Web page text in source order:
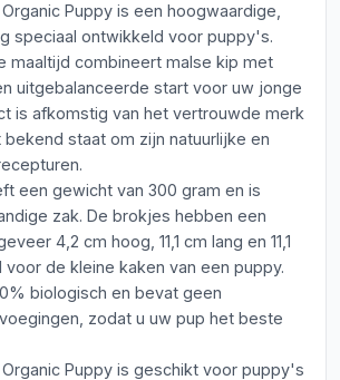
Puppy is een hoogwaardige,
speciaal ontwikkeld voor puppy's.
maaltijd combineert malse kip met
uitgebalanceerde start voor uw jonge
is afkomstig van het vertrouwde merk
bekend staat om zijn natuurlijke en
een gewicht van 300 gram en is
zak. De brokjes hebben een
4,2 cm hoog, 11,1 cm lang en 11,1
de kleine kaken van een puppy.
biologisch en bevat geen
zodat u uw pup het beste
Organic Puppy is geschikt voor puppy's